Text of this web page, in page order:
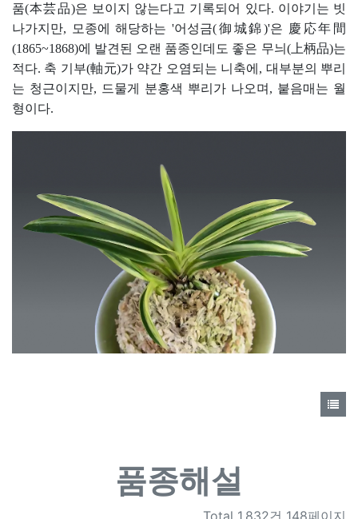
품(本芸品)은 보이지 않는다고 기록되어 있다. 이야기는 빗
나가지만, 모종에 해당하는 '어성금(御城錦)'은 慶応年間
(1865~1868)에 발견된 오랜 품종인데도 좋은 무늬(上柄品)는
적다. 축 기부(軸元)가 약간 오염되는 니축에, 대부분의 뿌리
는 청근이지만, 드물게 분홍색 뿌리가 나오며, 붙음매는 월
형이다.
품종해설